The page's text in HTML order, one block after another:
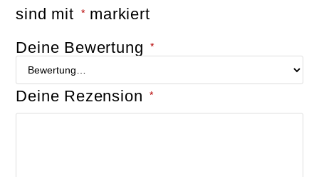
sind mit
* markiert
Deine Bewertung
*
Deine Rezension *